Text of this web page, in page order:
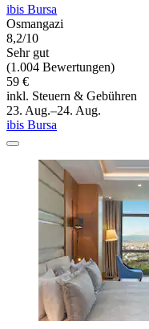
ibis Bursa
Osmangazi
8,2/10
Sehr gut
(1.004 Bewertungen)
59 €
inkl. Steuern & Gebühren
23. Aug.–24. Aug.
ibis Bursa